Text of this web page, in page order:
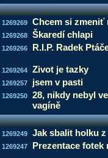
1269269 Chcem si zmeniť
1269268 Škaredí chlapi
1269266 R.I.P. Radek
1269264 Zivot je tazky
1269257 jsem v pasti
1269250
28, nikdy nebyl
vagíně
1269249 Jak sbalit holku z
1269247 Prezentace fotek